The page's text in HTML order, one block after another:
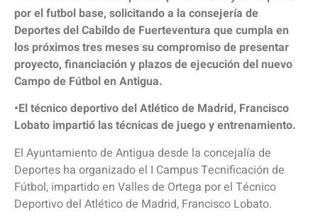
por el futbol base, solicitando a la consejería de
Deportes del Cabildo de Fuerteventura que cumpla en
los próximos tres meses su compromiso de presentar
proyecto, financiación y plazos de ejecución del nuevo
Campo de Fútbol en Antigua.
•El técnico deportivo del Atlético de Madrid, Francisco
Lobato impartió las técnicas de juego y entrenamiento.
El Ayuntamiento de Antigua desde la concejalía de
Deportes ha organizado el I Campus Tecnificación de
Fútbol, impartido en Valles de Ortega por el Técnico
Deportivo del Atlético de Madrid, Francisco Lobato.